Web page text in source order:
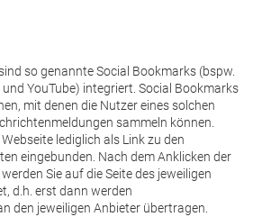
so genannte Social Bookmarks (bspw.
YouTube) integriert. Social Bookmarks
mit denen die Nutzer eines solchen
sammeln können.
lediglich als Link zu den
eingebunden. Nach dem Anklicken der
Sie auf die Seite des jeweiligen
d.h. erst dann werden
den jeweiligen Anbieter übertragen.